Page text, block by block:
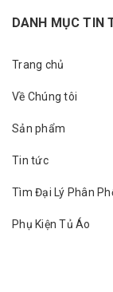
DANH MỤC TIN
Trang chủ
Về Chúng tôi
Sản phẩm
Tin tức
Tìm Đại Lý Phân
Phụ Kiện Tủ Áo